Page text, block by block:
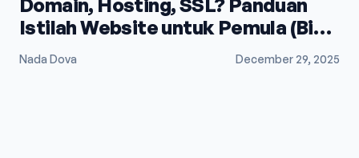
Domain, Hosting, SSL? Panduan
Istilah Website untuk Pemula (Biar
Gak Bingung)
Nada Dova December 29, 2025